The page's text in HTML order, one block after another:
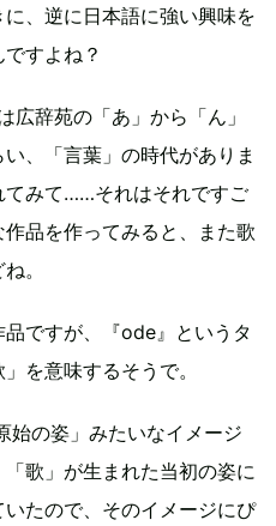
、逆に日本語に強い興味を
すよね？
広辞苑の「あ」から「ん」
、「言葉」の時代がありま
てみて……それはそれですご
品を作ってみると、また歌
。
ですが、『ode』というタ
を意味するそうで。
始の姿」みたいなイメージ
歌」が生まれた当初の姿に
たので、そのイメージにぴ